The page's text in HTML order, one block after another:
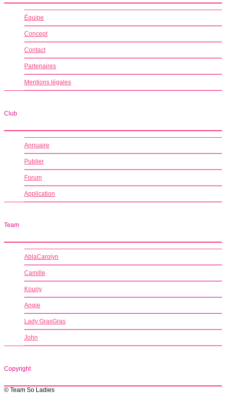
Équipe
Concept
Contact
Partenaires
Mentions légales
Club
Annuaire
Publier
Forum
Application
Team
AblaCarolyn
Camille
Kouny
Angie
Lady GrasGras
John
Copyright
© Team So Ladies